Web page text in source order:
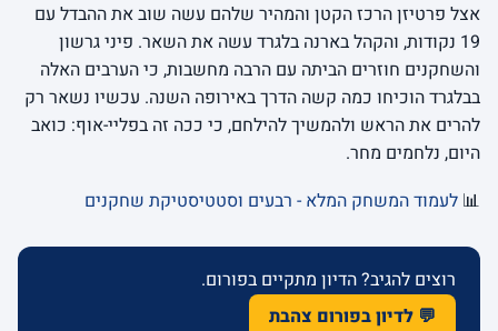
אצל פרטיזן הרכז הקטן והמהיר שלהם עשה שוב את ההבדל עם
19 נקודות, והקהל בארנה בלגרד עשה את השאר. פיני גרשון
והשחקנים חוזרים הביתה עם הרבה מחשבות, כי הערבים האלה
בבלגרד הוכיחו כמה קשה הדרך באירופה השנה. עכשיו נשאר רק
להרים את הראש ולהמשיך להילחם, כי ככה זה בפליי-אוף: כואב
היום, נלחמים מחר.
📊 לעמוד המשחק המלא - רבעים וסטטיסטיקת שחקנים
רוצים להגיב? הדיון מתקיים בפורום.
💬 לדיון בפורום צהבת